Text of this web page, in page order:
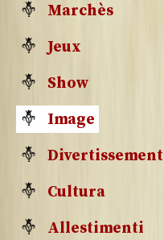
Marchès
Jeux
Show
Image
Divertissement
Cultura
Allestimenti